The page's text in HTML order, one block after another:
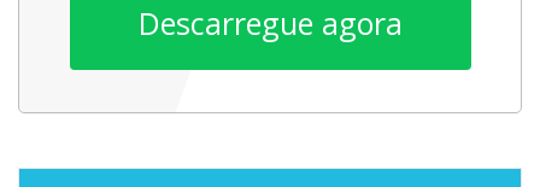
Descarregue agora